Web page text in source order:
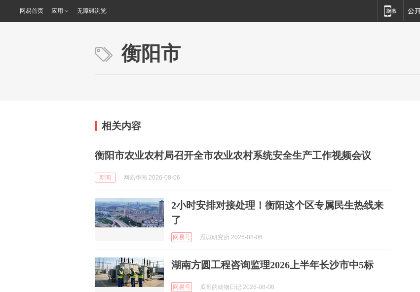
网易首页 应用 无障碍浏览
衡阳市
相关内容
衡阳市农业农村局召开全市农业农村系统安全生产工作视频会议
新闻 网易华南 2026-08-06
2小时安排对接处理！衡阳这个区专属民生热线来
了
网易号 雁城研究所 2026-08-06
湖南方圆工程咨询监理2026上半年长沙市中5标
网易号 瓜哥的动物日记 2026-08-06